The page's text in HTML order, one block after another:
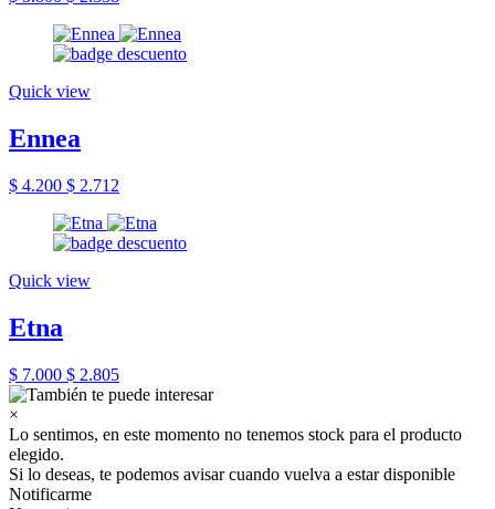
Quick view
Ennea
$ 4.200 $ 2.712
Quick view
Etna
$ 7.000 $ 2.805
×
Lo sentimos, en este momento no tenemos stock para el producto
elegido.
Si lo deseas, te podemos avisar cuando vuelva a estar disponible
Notificarme